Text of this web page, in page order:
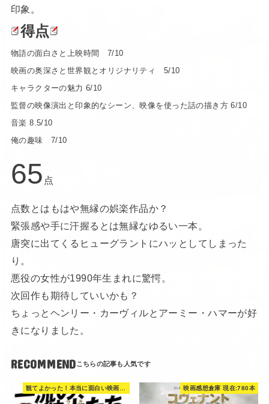
印象。
得点
物語の面白さと上映時間 7/10
映画の奥深さと世界観とオリジナリティ 5/10
キャラクターの魅力 6/10
監督の映像演出と印象的なシーン、映像を使った話の描き方 6/10
音楽 8.5/10
俺の趣味 7/10
65 点
点数とはもはや無縁の娯楽作品か？
緊張感や手に汗握るとは無縁なゆるい一本。
唐突に出てくるヒューグラントにハッとしてしまった
り。
悪役の女性が1990年生まれに驚愕。
次回作も期待していいかも？
ちょっとヘンリー・カーヴィルとアーミー・ハマーが好
きになりました。
RECOMMEND
映画感想倉庫 現在:780本